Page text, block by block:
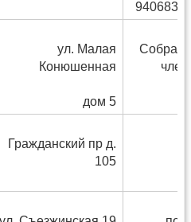
9406836
ул. Малая
Конюшенная
дом 5
Гражданский пр д.
105